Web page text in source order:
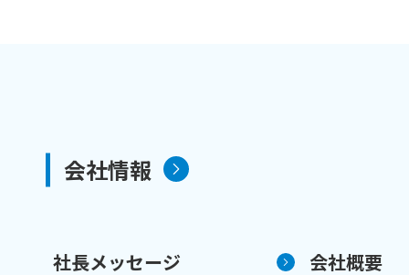
会社情報
社長メッセージ 会社概要